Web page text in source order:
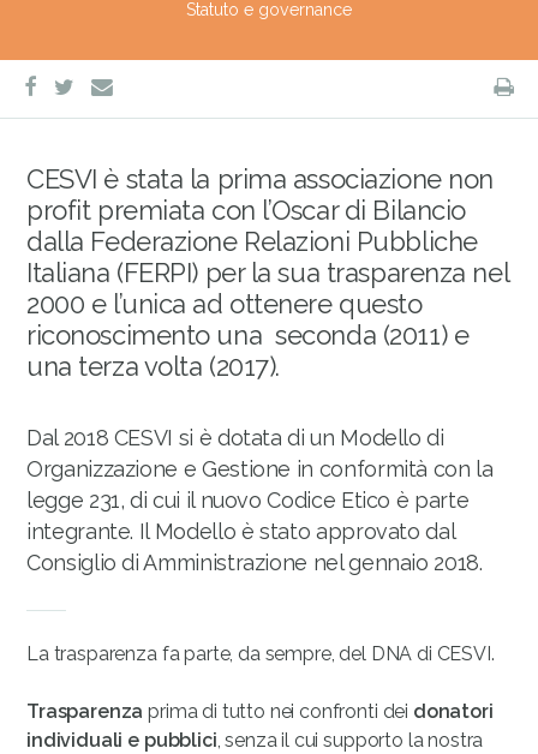
Statuto e governance
facebook
twitter
e-
mail
CESVI è stata la prima associazione non
profit premiata con l’Oscar di Bilancio
dalla Federazione Relazioni Pubbliche
Italiana (FERPI) per la sua trasparenza nel
2000 e l’unica ad ottenere questo
riconoscimento una seconda (2011) e
una terza volta (2017).
Dal 2018 CESVI si è dotata di un Modello di
Organizzazione e Gestione in conformità con la
legge 231, di cui il nuovo Codice Etico è parte
integrante. Il Modello è stato approvato dal
Consiglio di Amministrazione nel gennaio 2018.
La trasparenza fa parte, da sempre, del DNA di CESVI.
Trasparenza prima di tutto nei confronti dei donatori
individuali e pubblici, senza il cui supporto la nostra